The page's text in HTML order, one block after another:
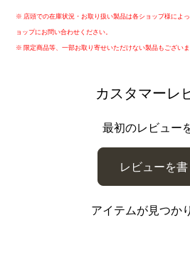
※ 店頭での在庫状況・お取り扱い製品は各ショップ様によ
ョップにお問い合わせください。
※ 限定商品等、一部お取り寄せいただけない製品もございま
カスタマーレ
最初のレビュー
レビューを書
アイテムが見つか